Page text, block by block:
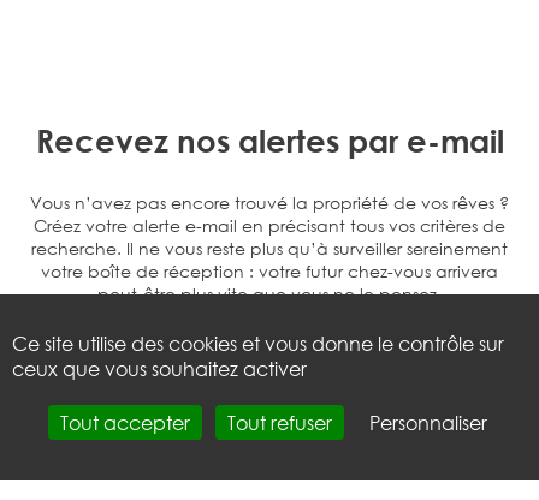
Recevez nos alertes par e-mail
Vous n’avez pas encore trouvé la propriété de vos rêves ?
Créez votre alerte e-mail en précisant tous vos critères de
recherche. Il ne vous reste plus qu’à surveiller sereinement
votre boîte de réception : votre futur chez-vous arrivera
peut-être plus vite que vous ne le pensez.
CRÉER UNE ALERTE MAIL
Ce site utilise des cookies et vous donne le contrôle sur
ceux que vous souhaitez activer
Tout accepter Tout refuser Personnaliser